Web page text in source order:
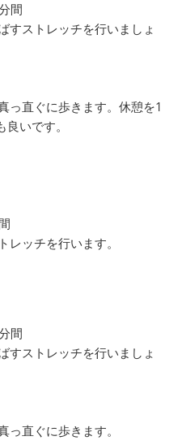
間
すストレッチを行いましょ
っ直ぐに歩きます。休憩を1
いです。
レッチを行います。
間
すストレッチを行いましょ
直ぐに歩きます。